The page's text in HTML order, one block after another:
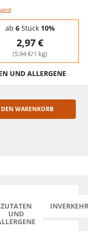
ab 6Stück 10%
2,97 €
(5,94 €/1 kg)
UND ALLERGENE
WARENKORB
ZUTATEN
UND